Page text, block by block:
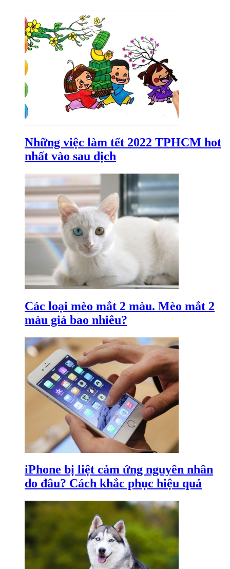
Những việc làm tết 2022 TPHCM hot
nhất vào sau dịch
Các loại mèo mắt 2 màu. Mèo mắt 2
màu giá bao nhiêu?
iPhone bị liệt cảm ứng nguyên nhân
do đâu? Cách khắc phục hiệu quả